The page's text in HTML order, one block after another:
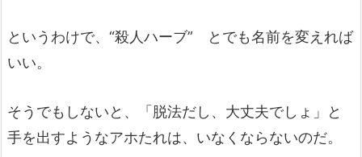
というわけで、“殺人ハーブ” とでも名前を変えれば
いい。
そうでもしないと、「脱法だし、大丈夫でしょ」と
手を出すようなアホたれは、いなくならないのだ。